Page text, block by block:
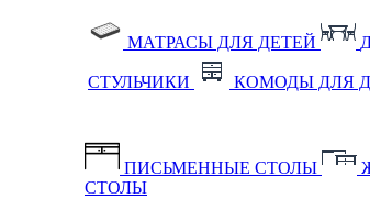
МАТРАСЫ ДЛЯ ДЕТЕЙ
СТУЛЬЧИКИ КОМОДЫ ДЛЯ
ПИСЬМЕННЫЕ СТОЛЫ
СТОЛЫ